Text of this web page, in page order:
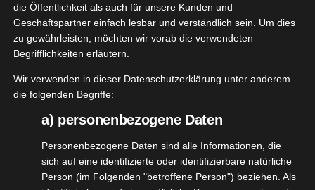
Honig von Partnerimkerein, die den selben
Anspruch an Qualität haben und die
Nachhaltigkeitsphilosophie teilen.
Schaut euch unbedingt mal auf der Homepage und
dem Shop um. Es gibt viel Interessantes zu
erfahren und wenn ihr euch auch so für Honig
interessiert, bekommt ihr dort tolle Infos und
Eindrücke.
die Öffentlichkeit als auch für unsere Kunden und
Geschäftspartner einfach lesbar und verständlich sein. Um dies
zu gewährleisten, möchten wir vorab die verwendeten
Begrifflichkeiten erläutern.
Wir verwenden in dieser Datenschutzerklärung unter anderem
die folgenden Begriffe:
a) personenbezogene Daten
Personenbezogene Daten sind alle Informationen, die
sich auf eine identifizierte oder identifizierbare natürliche
Person (im Folgenden "betroffene Person") beziehen. Als